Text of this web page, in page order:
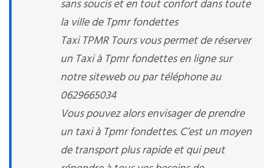
sans soucis et en tout confort dans toute
la ville de Tpmr fondettes
Taxi TPMR Tours vous permet de réserver
un Taxi à Tpmr fondettes en ligne sur
notre siteweb ou par téléphone au
0629665034
Vous pouvez alors envisager de prendre
un taxi à Tpmr fondettes. C’est un moyen
de transport plus rapide et qui peut